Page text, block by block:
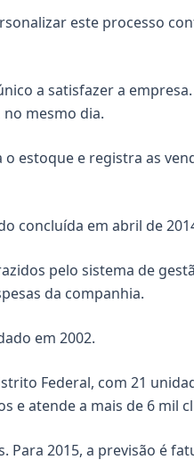
este processo
a satisfazer a
mesmo dia.
estoque e registra as
concluída em abril de
pelo sistema de
da companhia.
em 2002.
Federal, com 21
e atende a mais de 6 mil
Para 2015, a previsão é